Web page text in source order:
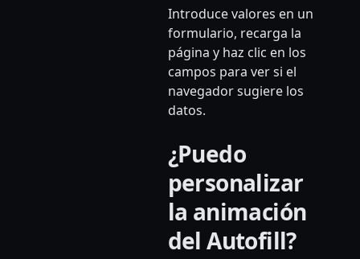
Introduce valores en un
formulario, recarga la
página y haz clic en los
campos para ver si el
navegador sugiere los
datos.
¿Puedo
personalizar
la animación
del Autofill?